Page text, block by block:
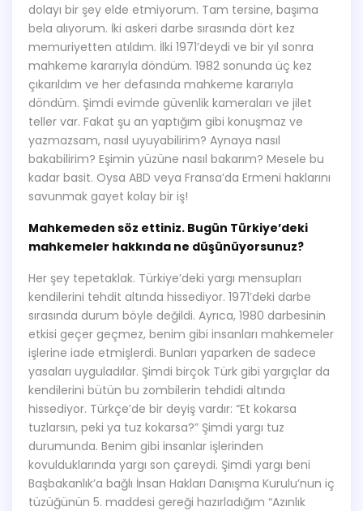
dolayı bir şey elde etmiyorum. Tam tersine, başıma
bela alıyorum. İki askeri darbe sırasında dört kez
memuriyetten atıldım. İlki 1971’deydi ve bir yıl sonra
mahkeme kararıyla döndüm. 1982 sonunda üç kez
çıkarıldım ve her defasında mahkeme kararıyla
döndüm. Şimdi evimde güvenlik kameraları ve jilet
teller var. Fakat şu an yaptığım gibi konuşmaz ve
yazmazsam, nasıl uyuyabilirim? Aynaya nasıl
bakabilirim? Eşimin yüzüne nasıl bakarım? Mesele bu
kadar basit. Oysa ABD veya Fransa’da Ermeni haklarını
savunmak gayet kolay bir iş!
Mahkemeden söz ettiniz. Bugün Türkiye’deki
mahkemeler hakkında ne düşünüyorsunuz?
Her şey tepetaklak. Türkiye’deki yargı mensupları
kendilerini tehdit altında hissediyor. 1971’deki darbe
sırasında durum böyle değildi. Ayrıca, 1980 darbesinin
etkisi geçer geçmez, benim gibi insanları mahkemeler
işlerine iade etmişlerdi. Bunları yaparken de sadece
yasaları uyguladılar. Şimdi birçok Türk gibi yargıçlar da
kendilerini bütün bu zombilerin tehdidi altında
hissediyor. Türkçe’de bir deyiş vardır: “Et kokarsa
tuzlarsın, peki ya tuz kokarsa?” Şimdi yargı tuz
durumunda. Benim gibi insanlar işlerinden
kovulduklarında yargı son çareydi. Şimdi yargı beni
Başbakanlık’a bağlı İnsan Hakları Danışma Kurulu’nun iç
tüzüğünün 5. maddesi gereği hazırladığım “Azınlık